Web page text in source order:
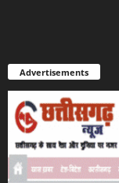
Advertisements